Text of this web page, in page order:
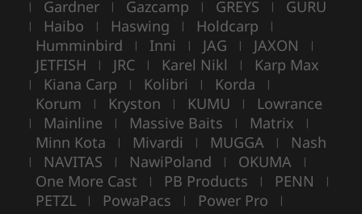
| Gardner | Gazcamp | GREYS | GURU
| Haibo | Haswing | Holdcarp |
Humminbird | Inni | JAG | JAXON |
JETFISH | JRC | Karel Nikl | Karp Max
| Kiana Carp | Kolibri | Korda |
Korum | Kryston | KUMU | Lowrance
| Mainline | Massive Baits | Matrix |
Minn Kota | Mivardi | MUGGA | Nash
| NAVITAS | NawiPoland | OKUMA |
One More Cast | PB Products | PENN |
PETZL | PowaPacs | Power Pro |